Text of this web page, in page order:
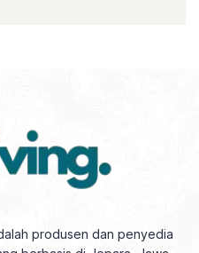
produsen dan penyedia